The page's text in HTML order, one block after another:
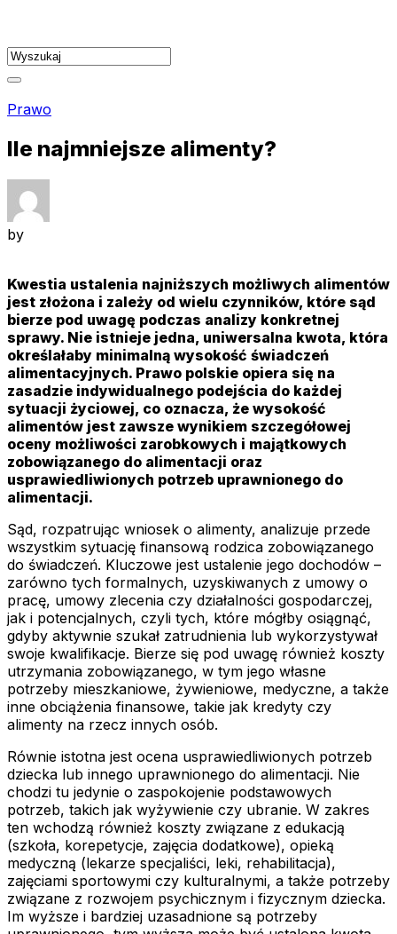
content
Prawo
Ile najmniejsze alimenty?
by
Kwestia ustalenia najniższych możliwych alimentów
jest złożona i zależy od wielu czynników, które sąd
bierze pod uwagę podczas analizy konkretnej
sprawy. Nie istnieje jedna, uniwersalna kwota, która
określałaby minimalną wysokość świadczeń
alimentacyjnych. Prawo polskie opiera się na
zasadzie indywidualnego podejścia do każdej
sytuacji życiowej, co oznacza, że wysokość
alimentów jest zawsze wynikiem szczegółowej
oceny możliwości zarobkowych i majątkowych
zobowiązanego do alimentacji oraz
usprawiedliwionych potrzeb uprawnionego do
alimentacji.
Sąd, rozpatrując wniosek o alimenty, analizuje przede
wszystkim sytuację finansową rodzica zobowiązanego
do świadczeń. Kluczowe jest ustalenie jego dochodów –
zarówno tych formalnych, uzyskiwanych z umowy o
pracę, umowy zlecenia czy działalności gospodarczej,
jak i potencjalnych, czyli tych, które mógłby osiągnąć,
gdyby aktywnie szukał zatrudnienia lub wykorzystywał
swoje kwalifikacje. Bierze się pod uwagę również koszty
utrzymania zobowiązanego, w tym jego własne
potrzeby mieszkaniowe, żywieniowe, medyczne, a także
inne obciążenia finansowe, takie jak kredyty czy
alimenty na rzecz innych osób.
Równie istotna jest ocena usprawiedliwionych potrzeb
dziecka lub innego uprawnionego do alimentacji. Nie
chodzi tu jedynie o zaspokojenie podstawowych
potrzeb, takich jak wyżywienie czy ubranie. W zakres
ten wchodzą również koszty związane z edukacją
(szkoła, korepetycje, zajęcia dodatkowe), opieką
medyczną (lekarze specjaliści, leki, rehabilitacja),
zajęciami sportowymi czy kulturalnymi, a także potrzeby
związane z rozwojem psychicznym i fizycznym dziecka.
Im wyższe i bardziej uzasadnione są potrzeby